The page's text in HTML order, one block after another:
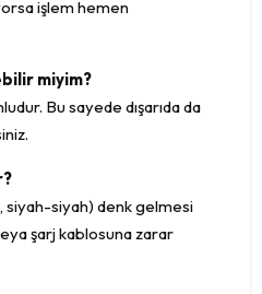
işlem hemen
miyim?
Bu sayede dışarıda da
siyah-siyah) denk gelmesi
şarj kablosuna zarar